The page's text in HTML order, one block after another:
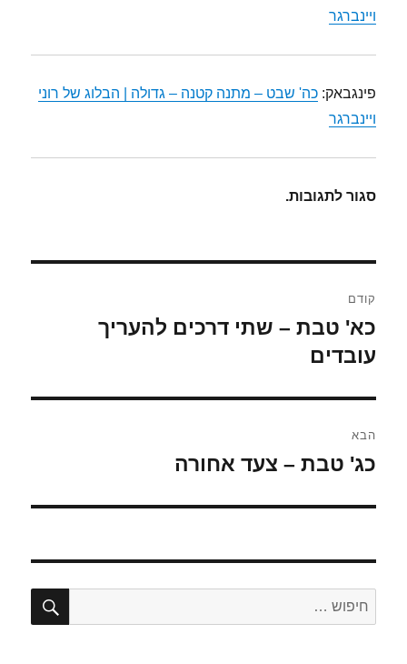
ויינברגר
פינגבאק:כה' שבט – מתנה קטנה – גדולה | הבלוג של רוני
ויינברגר
סגור לתגובות.
קודם
הפוסט
הקודם:
כא' טבת – שתי דרכים להעריך
עובדים
הבא
הפוסט
כג' טבת – צעד אחורה
חפש: